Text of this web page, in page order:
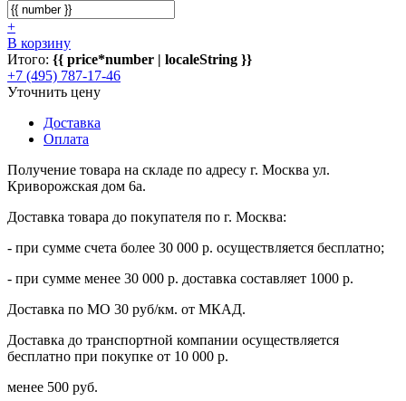
+
В корзину
Итого: {{ price*number | localeString }}
+7 (495) 787-17-46
Уточнить цену
Доставка
Оплата
Получение товара на складе по адресу г. Москва ул.
Криворожская дом 6а.
Доставка товара до покупателя по г. Москва:
- при сумме счета более 30 000 р. осуществляется бесплатно;
- при сумме менее 30 000 р. доставка составляет 1000 р.
Доставка по МО 30 руб/км. от МКАД.
Доставка до транспортной компании осуществляется
бесплатно при покупке от 10 000 р.
менее 500 руб.